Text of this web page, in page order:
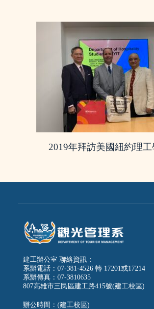
2019年拜訪美國紐約理
建工辦公室 聯絡資訊：
系辦電話：07-381-4526 轉 17201或17214
系辦傳真：07-3810635
807高雄市三民區建工路415號(建工校區)
辦公時間：(建工校區)